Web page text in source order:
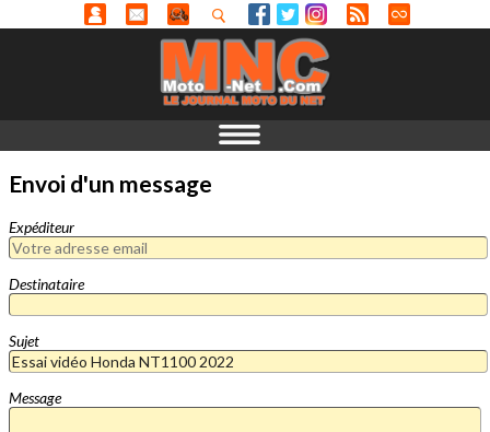
Envoi d'un message
Expéditeur
Destinataire
Sujet
Message